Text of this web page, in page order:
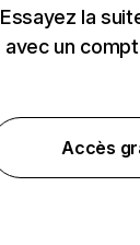
Essayez la
avec un
Accès